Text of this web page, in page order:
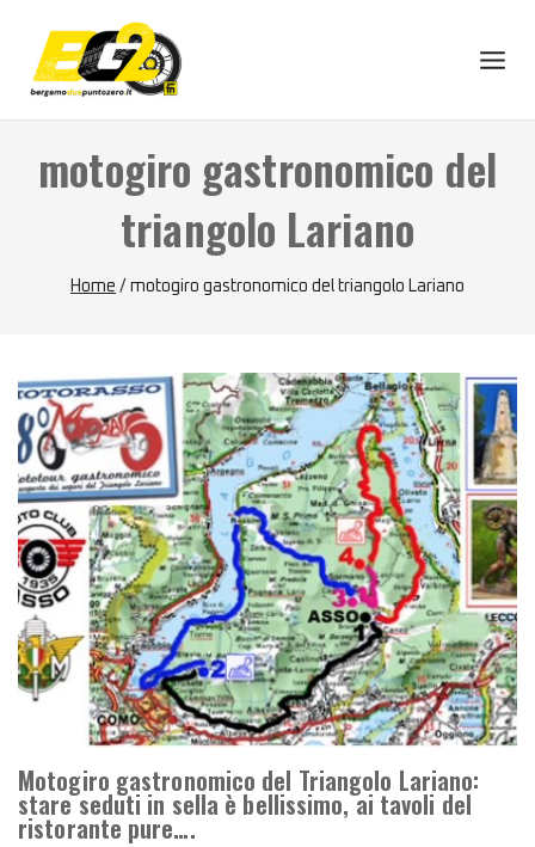
content
motogiro gastronomico del
triangolo Lariano
Home / motogiro gastronomico del triangolo Lariano
Motogiro gastronomico del Triangolo Lariano:
stare seduti in sella è bellissimo, ai tavoli del
ristorante pure….